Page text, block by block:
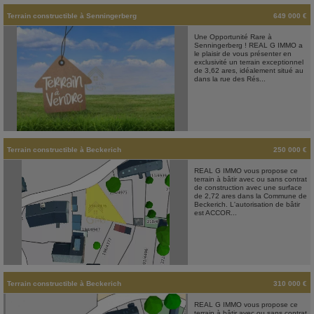
Terrain constructible à Senningerberg 649 000 €
Une Opportunité Rare à
Senningerberg ! REAL G IMMO a
le plaisir de vous présenter en
exclusivité un terrain exceptionnel
de 3,62 ares, idéalement situé au
dans la rue des Rés...
Terrain constructible à Beckerich 250 000 €
REAL G IMMO vous propose ce
terrain à bâtir avec ou sans contrat
de construction avec une surface
de 2,72 ares dans la Commune de
Beckerich. L'autorisation de bâtir
est ACCOR...
Terrain constructible à Beckerich 310 000 €
REAL G IMMO vous propose ce